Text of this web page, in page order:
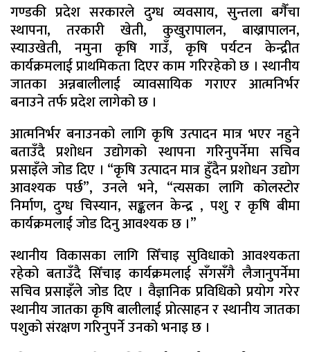
गण्डकी प्रदेश सरकारले दुग्ध व्यवसाय, सुन्तला बगैँचा
स्थापना, तरकारी खेती, कुखुरापालन, बाख्रापालन,
स्याउखेती, नमुना कृषि गाउँ, कृषि पर्यटन केन्द्रीत
कार्यक्रमलाई प्राथमिकता दिएर काम गरिरहेको छ । स्थानीय
जातका अन्नबालीलाई व्यावसायिक गराएर आत्मनिर्भर
बनाउने तर्फ प्रदेश लागेको छ ।
आत्मनिर्भर बनाउनको लागि कृषि उत्पादन मात्र भएर नहुने
बताउँदै प्रशोधन उद्योगको स्थापना गरिनुपर्नेमा सचिव
प्रसाइँले जोड दिए । “कृषि उत्पादन मात्र हुँदैन प्रशोधन उद्योग
आवश्यक पर्छ”, उनले भने, “त्यसका लागि कोलस्टोर
निर्माण, दुग्ध चिस्यान, सङ्कलन केन्द्र , पशु र कृषि बीमा
कार्यक्रमलाई जोड दिनु आवश्यक छ ।”
स्थानीय विकासका लागि सिँचाइ सुविधाको आवश्यकता
रहेको बताउँदै सिँचाइ कार्यक्रमलाई सँगसँगै लैजानुपर्नेमा
सचिव प्रसाइँले जोड दिए । वैज्ञानिक प्रविधिको प्रयोग गरेर
स्थानीय जातका कृषि बालीलाई प्रोत्साहन र स्थानीय जातका
पशुको संरक्षण गरिनुपर्ने उनको भनाइ छ ।